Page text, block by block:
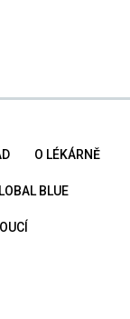
O LÉKÁRNĚ
BLUE